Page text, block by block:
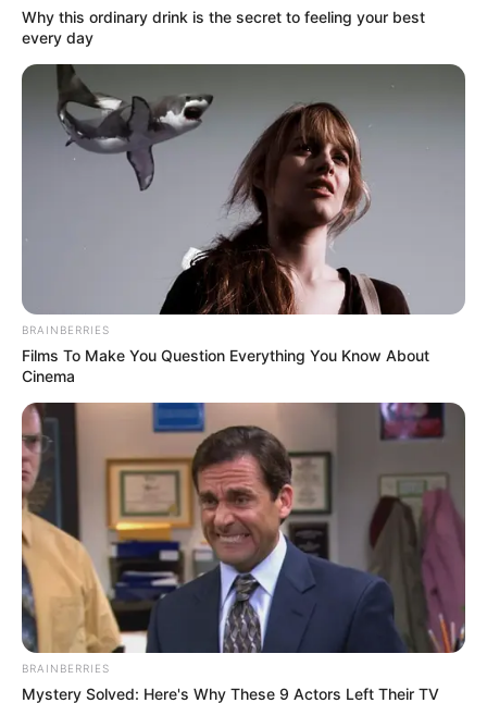
by Szerző • May 25, 2026
Why this ordinary drink is the secret to feeling your best
every day
BRAINBERRIES
Films To Make You Question Everything You Know About
Cinema
BRAINBERRIES
Mystery Solved: Here's Why These 9 Actors Left Their TV